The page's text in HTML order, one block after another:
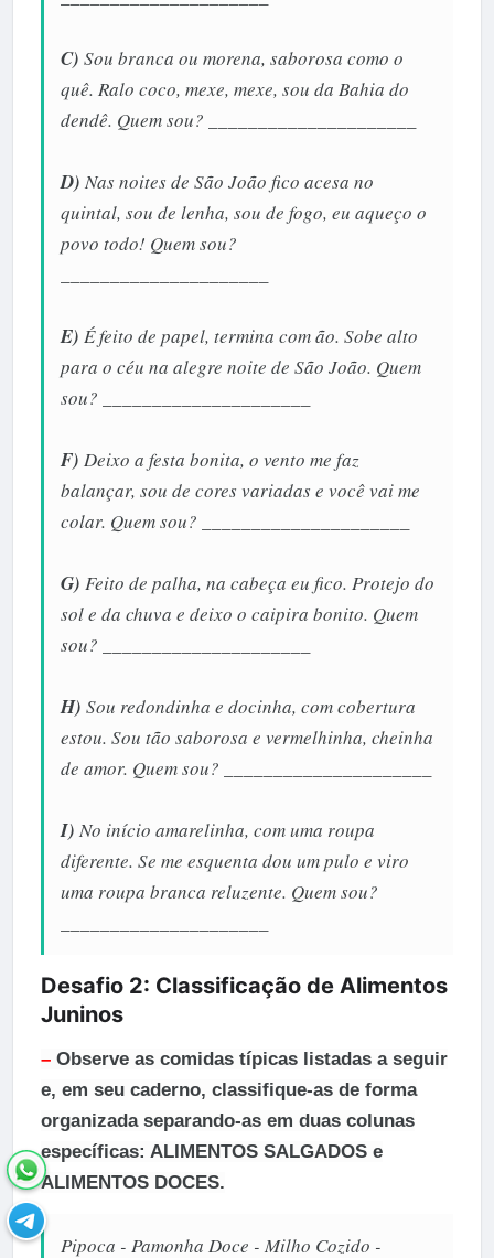
C) Sou branca ou morena, saborosa como o
quê. Ralo coco, mexe, mexe, sou da Bahia do
dendê. Quem sou? _____________________
D) Nas noites de São João fico acesa no
quintal, sou de lenha, sou de fogo, eu aqueço o
povo todo! Quem sou?
E) É feito de papel, termina com ão. Sobe alto
para o céu na alegre noite de São João. Quem
sou? _____________________
F) Deixo a festa bonita, o vento me faz
balançar, sou de cores variadas e você vai me
colar. Quem sou? _____________________
G) Feito de palha, na cabeça eu fico. Protejo do
sol e da chuva e deixo o caipira bonito. Quem
sou? _____________________
H) Sou redondinha e docinha, com cobertura
estou. Sou tão saborosa e vermelhinha, cheinha
de amor. Quem sou? _____________________
I) No início amarelinha, com uma roupa
diferente. Se me esquenta dou um pulo e viro
uma roupa branca reluzente. Quem sou?
Desafio 2: Classificação de Alimentos
Juninos
– Observe as comidas típicas listadas a seguir
e, em seu caderno, classifique-as de forma
organizada separando-as em duas colunas
específicas: ALIMENTOS SALGADOS e
ALIMENTOS DOCES.
Pipoca - Pamonha Doce - Milho Cozido -